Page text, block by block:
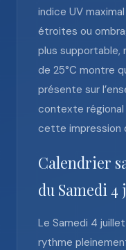
indice UV
étroites ou
plus supportable,
de 25°C montre
présente sur
contexte régional
cette impression
Calendrier
du Samedi 4
Le Samedi 4
rythme